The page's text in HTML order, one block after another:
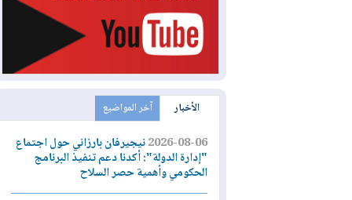
الأخبار آخر المواضيع
2026-08-06نيجيرفان بارزاني حول اجتماع
"إدارة الدولة": أكدنا دعم تنفيذ البرنامج
الحكومي وأهمية حصر السلاح